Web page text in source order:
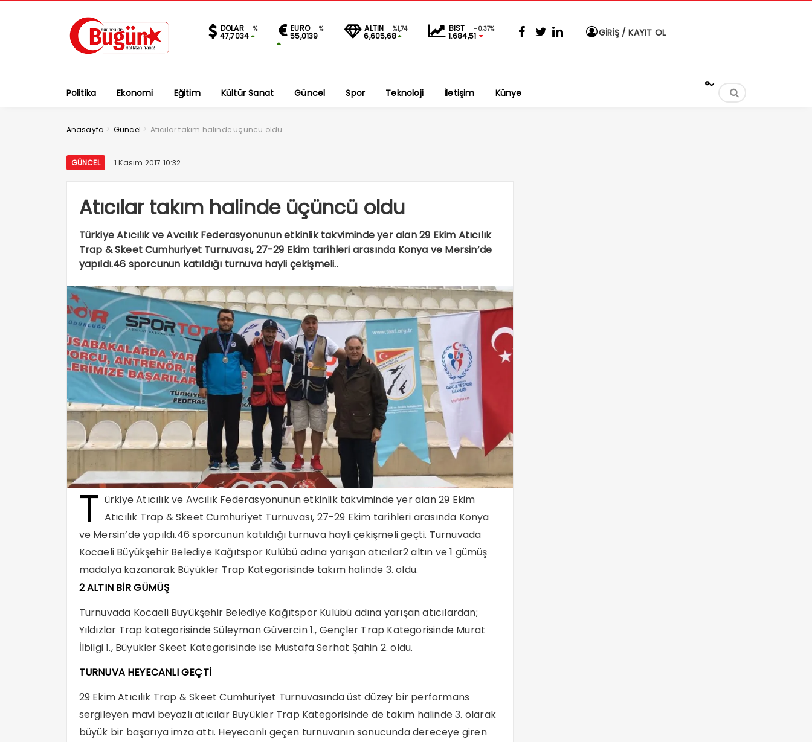
DOLAR %
47,7034
EURO %
55,0139
ALTIN %1,74
6,605,68
BIST -0.37%
1.684,51 GİRİŞ / KAYIT OL
Politika Ekonomi Eğitim Kültür Sanat Güncel Spor Teknoloji İletişim Künye
°
Anasayfa > Güncel > Atıcılar takım halinde üçüncü oldu
GÜNCEL 1 Kasım 2017 10:32
Atıcılar takım halinde üçüncü oldu
Türkiye Atıcılık ve Avcılık Federasyonunun etkinlik takviminde yer alan 29 Ekim Atıcılık
Trap & Skeet Cumhuriyet Turnuvası, 27-29 Ekim tarihleri arasında Konya ve Mersin’de
yapıldı.46 sporcunun katıldığı turnuva hayli çekişmeli..
T ürkiye Atıcılık ve Avcılık Federasyonunun etkinlik takviminde yer alan 29 Ekim
Atıcılık Trap & Skeet Cumhuriyet Turnuvası, 27-29 Ekim tarihleri arasında Konya
ve Mersin’de yapıldı.46 sporcunun katıldığı turnuva hayli çekişmeli geçti. Turnuvada
Kocaeli Büyükşehir Belediye Kağıtspor Kulübü adına yarışan atıcılar2 altın ve 1 gümüş
madalya kazanarak Büyükler Trap Kategorisinde takım halinde 3. oldu.
2 ALTIN BİR GÜMÜŞ
Turnuvada Kocaeli Büyükşehir Belediye Kağıtspor Kulübü adına yarışan atıcılardan;
Yıldızlar Trap kategorisinde Süleyman Güvercin 1., Gençler Trap Kategorisinde Murat
İlbilgi 1., Büyükler Skeet Kategorisinde ise Mustafa Serhat Şahin 2. oldu.
TURNUVA HEYECANLI GEÇTİ
29 Ekim Atıcılık Trap & Skeet Cumhuriyet Turnuvasında üst düzey bir performans
sergileyen mavi beyazlı atıcılar Büyükler Trap Kategorisinde de takım halinde 3. olarak
büyük bir başarıya imza attı. Heyecanlı geçen turnuvanın sonucunda dereceye giren